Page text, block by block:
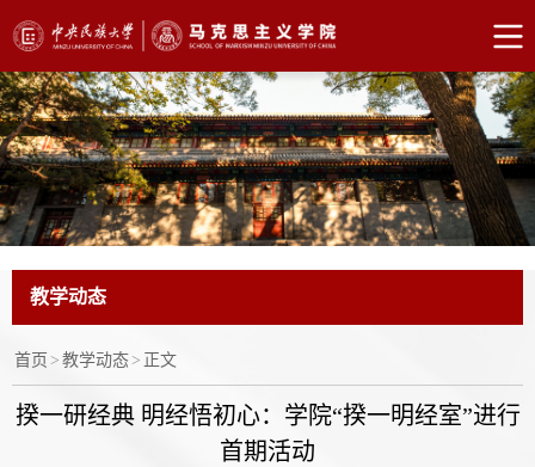
教学动态
首页 > 教学动态 > 正文
揆一研经典 明经悟初心：学院“揆一明经室”进行
首期活动